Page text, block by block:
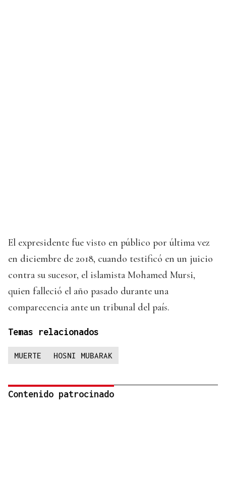
El expresidente fue visto en público por última vez
en diciembre de 2018, cuando testificó en un juicio
contra su sucesor, el islamista Mohamed Mursi,
quien falleció el año pasado durante una
comparecencia ante un tribunal del país.
Temas relacionados
MUERTE HOSNI MUBARAK
Contenido patrocinado